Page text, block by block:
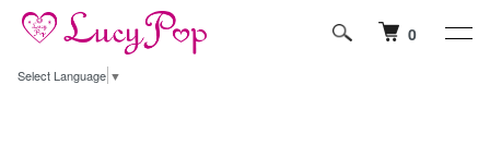
Select Language ▼
0